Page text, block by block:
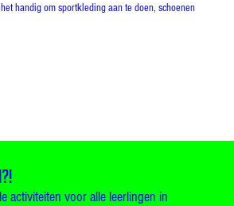
handig om sportkleding aan te doen, schoenen
activiteiten voor alle leerlingen in